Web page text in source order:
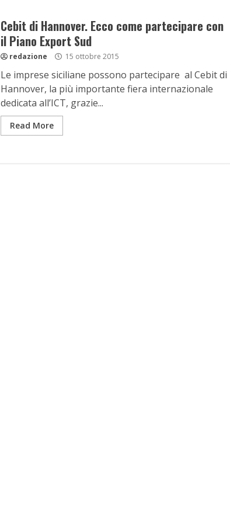
Cebit di Hannover. Ecco come partecipare con
il Piano Export Sud
redazione 15 ottobre 2015
Le imprese siciliane possono partecipare al Cebit di
Hannover, la più importante fiera internazionale
dedicata all’ICT, grazie...
Read More